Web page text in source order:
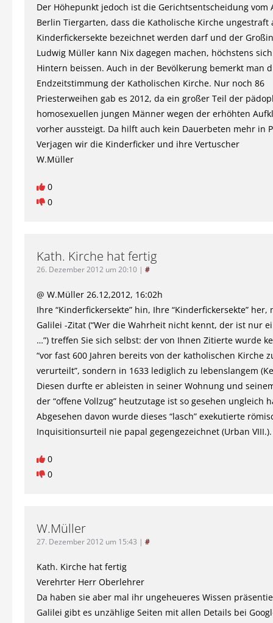
Der Höhepunkt jedoch ist die Gerichtsentscheidung vom
Berlin Tiergarten, dass die Katholische Kirche ungestraft
Kinderfickersekte bezeichnet werden darf und der
Ludwig Müller kann Nix dagegen machen, höchstens
Hintern beissen. Auch in der Bevölkerung bemerkt man
Endzeitstimmung der Katholischen Kirche. Nur noch 86
Priesterweihen gab es 2012, da ein großer Teil der
homosexuellen jungen Männer wegen der erhöhten
vorher aussteigt. Da hilft auch kein Dauerbeten mehr in
Verjagen wir die Kinderficker und ihre Vertuscher
W.Müller
0
0
Kath. Kirche hat fertig
26. Dezember 2012 um 20:10 | #
@ W.Müller 26.12,2012, 16:02h
Ihre “Kinderfickersekte” hin, Ihre “Kinderfickersekte” her,
Galilei -Zitat (“Wer die Wahrheit nicht kennt, der ist nur
…”) treffen Sie sich selbst: der von Ihnen Zitierte wurde
“vor fast 600 Jahren bereits von der katholischen Kirche
verurteilt”, sondern in 1633 lediglich zu lebenslangem
Diesen durfte er ableisten in seiner Wohnung und
der “offene Vollzug” heutzutage ist so gesehen ungleich
Abgesehen davon wurde dieses “lasch” exekutierte
Inquisitionsurteil nie papal gegengezeichnet (Urban VIII.).
0
0
W.Müller
27. Dezember 2012 um 15:43 | #
Kath. Kirche hat fertig
Verehrter Herr Oberlehrer
Da haben sie aber mal ihr ungeheueres Wissen
Galilei gibt es unzählige Seiten mit allen Details bei